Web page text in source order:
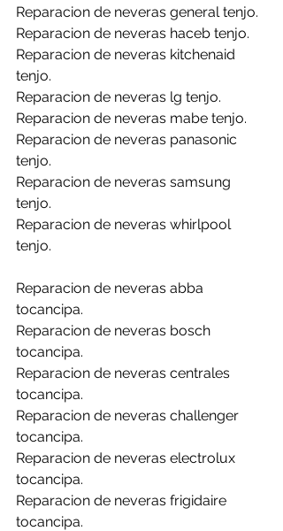
Reparacion de neveras general tenjo.
Reparacion de neveras haceb tenjo.
Reparacion de neveras kitchenaid
tenjo.
Reparacion de neveras lg tenjo.
Reparacion de neveras mabe tenjo.
Reparacion de neveras panasonic
tenjo.
Reparacion de neveras samsung
tenjo.
Reparacion de neveras whirlpool
tenjo.
Reparacion de neveras abba
tocancipa.
Reparacion de neveras bosch
tocancipa.
Reparacion de neveras centrales
tocancipa.
Reparacion de neveras challenger
tocancipa.
Reparacion de neveras electrolux
tocancipa.
Reparacion de neveras frigidaire
tocancipa.